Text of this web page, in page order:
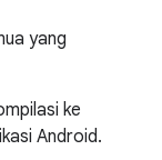
yang
ke
Android.